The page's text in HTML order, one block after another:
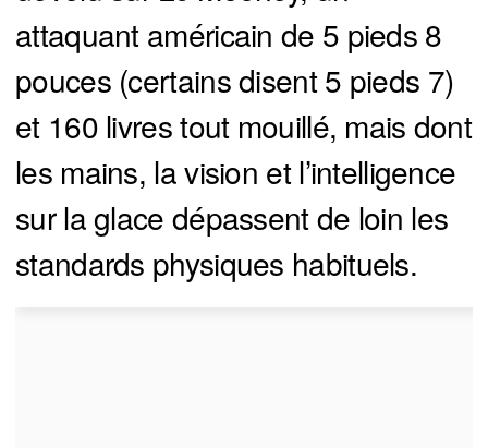
attaquant américain de 5 pieds 8
pouces (certains disent 5 pieds 7)
et 160 livres tout mouillé, mais dont
les mains, la vision et l’intelligence
sur la glace dépassent de loin les
standards physiques habituels.